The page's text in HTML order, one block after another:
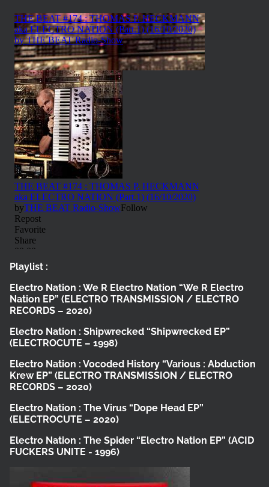
Playlist :
Electro Nation : We R Electro Nation “We R Electro
Nation EP” (ELECTRO TRANSMISSION / ELECTRO
RECORDS – 2020)
Electro Nation : Shipwrecked “Shipwrecked EP”
(ELECTROCUTE – 1998)
Electro Nation : Vocoded History “Various : Abduction
Krew EP” (ELECTRO TRANSMISSION / ELECTRO
RECORDS – 2020)
Electro Nation : The Virus “Dope Head EP”
(ELECTROCUTE – 2020)
Electro Nation : The Spider “Electro Nation EP” (ACID
FUCKERS UNITE - 1996)